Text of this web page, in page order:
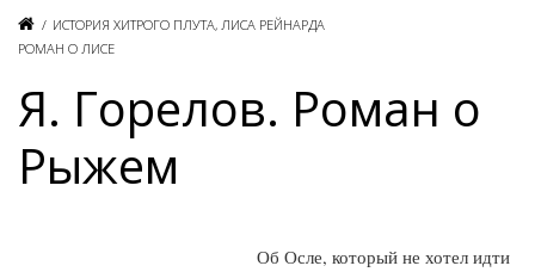
/ ИСТОРИЯ ХИТРОГО ПЛУТА, ЛИСА РЕЙНАРДА
РОМАН О ЛИСЕ
Я. Горелов. Роман о
Рыжем
Об Осле, который не хотел идти